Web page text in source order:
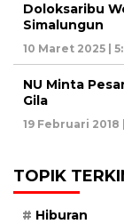
Doloksaribu
Simalungun
10 Maret 2025 |
NU Minta
Gila
19 Februari 2018
TOPIK
Hiburan